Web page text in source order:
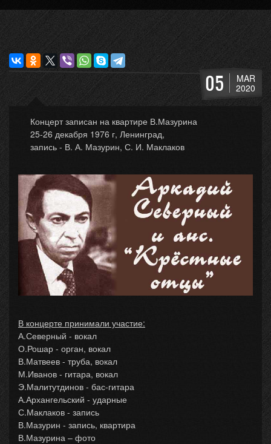
05
MAR
2020
Концерт записан на квартире В.Мазурина
25-26 декабря 1976 г, Ленинград,
запись - В. А. Мазурин, С. И. Маклаков
В концерте принимали участие:
А.Северный - вокал
О.Рошар - орган, вокал
В.Матвеев - труба, вокал
М.Иванов - гитара, вокал
Э.Малитутдинов - бас-гитара
А.Архангельский - ударные
С.Маклаков - запись
В.Мазурин - запись, квартира
В.Мазурина – фото